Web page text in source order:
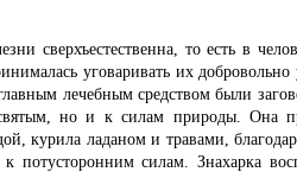
сверхъестественна, то есть в
уговаривать их
лечебным средством были
но и к силам природы. Она
курила ладаном и травами,
потусторонним силам. Знахарка